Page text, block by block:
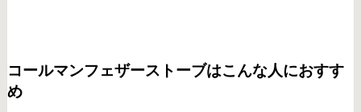
コールマンフェザーストーブはこんな人におすす
め